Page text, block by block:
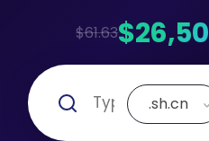
$61.63$26,50
.sh.cn